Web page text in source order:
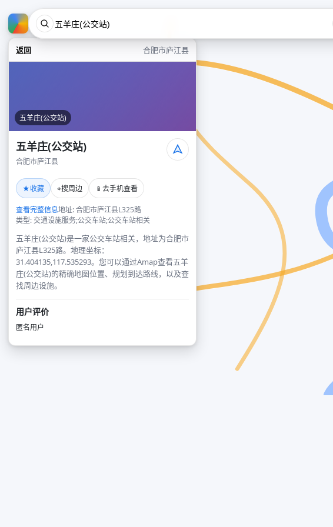
返回 合肥市庐江县
五羊庄(公交站)
五羊庄(公交站)
合肥市庐江县
★收藏 ⌖搜周边 📱 去手机查看
查看完整信息地址: 合肥市庐江县L325路
类型: 交通设施服务;公交车站;公交车站相关
五羊庄(公交站)是一家公交车站相关，地址为合肥市
庐江县L325路。地理坐标：
31.404135,117.535293。您可以通过Amap查看五羊
庄(公交站)的精确地图位置、规划到达路线，以及查
找周边设施。
用户评价
匿名用户